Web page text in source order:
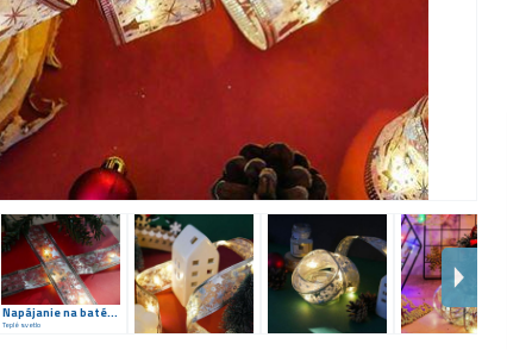
Napájanie na batérie
Teplé svetlo